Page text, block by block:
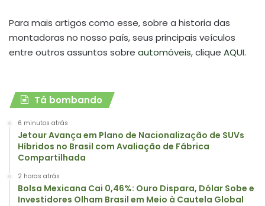
Para mais artigos como esse, sobre a historia das
montadoras no nosso país, seus principais veículos
entre outros assuntos sobre automóveis, clique AQUI.
Tá bombando
6 minutos atrás
Jetour Avança em Plano de Nacionalização de SUVs
Híbridos no Brasil com Avaliação de Fábrica
Compartilhada
2 horas atrás
Bolsa Mexicana Cai 0,46%: Ouro Dispara, Dólar Sobe e
Investidores Olham Brasil em Meio à Cautela Global